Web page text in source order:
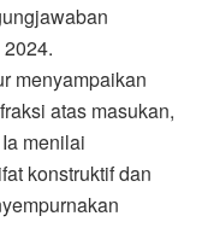
menyampaikan
atas masukan,
menilai
konstruktif dan